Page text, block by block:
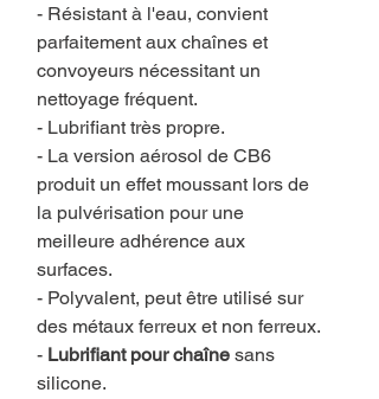
- Résistant à l'eau, convient
parfaitement aux chaînes et
convoyeurs nécessitant un
nettoyage fréquent.
- Lubrifiant très propre.
- La version aérosol de CB6
produit un effet moussant lors de
la pulvérisation pour une
meilleure adhérence aux
surfaces.
- Polyvalent, peut être utilisé sur
des métaux ferreux et non ferreux.
- Lubrifiant pour chaîne sans
silicone.